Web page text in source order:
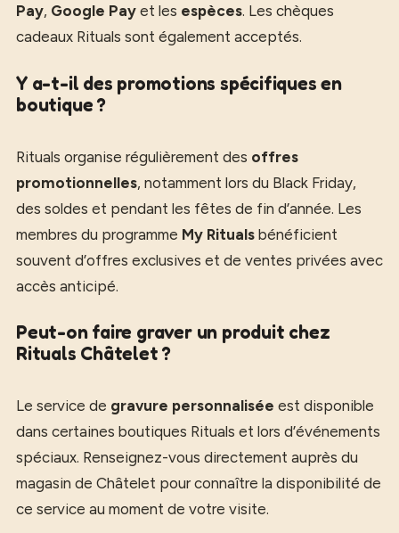
Pay, Google Pay et les espèces. Les chèques
cadeaux Rituals sont également acceptés.
Y a-t-il des promotions spécifiques en
boutique ?
Rituals organise régulièrement des offres
promotionnelles, notamment lors du Black Friday,
des soldes et pendant les fêtes de fin d’année. Les
membres du programme My Rituals bénéficient
souvent d’offres exclusives et de ventes privées avec
accès anticipé.
Peut-on faire graver un produit chez
Rituals Châtelet ?
Le service de gravure personnalisée est disponible
dans certaines boutiques Rituals et lors d’événements
spéciaux. Renseignez-vous directement auprès du
magasin de Châtelet pour connaître la disponibilité de
ce service au moment de votre visite.